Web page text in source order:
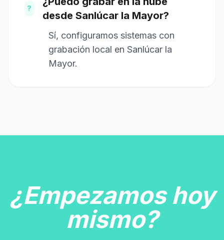
?
desde Sanlúcar la Mayor?
Sí, configuramos sistemas con
grabación local en Sanlúcar la
Mayor.
¿Empezamos hoy
mismo?